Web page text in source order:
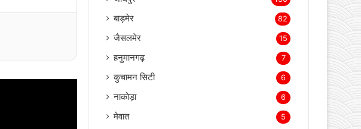
खैरथल- तिजारा 1,207
अलवर 721
जयपुर 283
जोधपुर 130
बाड़मेर 82
जैसलमेर 15